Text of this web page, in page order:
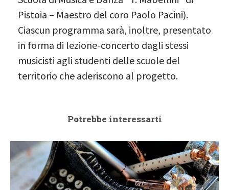
Pistoia – Maestro del coro Paolo Pacini).
Ciascun programma sarà, inoltre, presentato
in forma di lezione-concerto dagli stessi
musicisti agli studenti delle scuole del
territorio che aderiscono al progetto.
Potrebbe interessarti